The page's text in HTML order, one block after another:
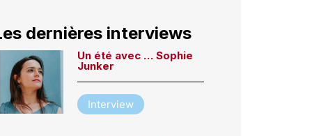
dernières interviews
Un été avec … Sophie
Junker
Interview